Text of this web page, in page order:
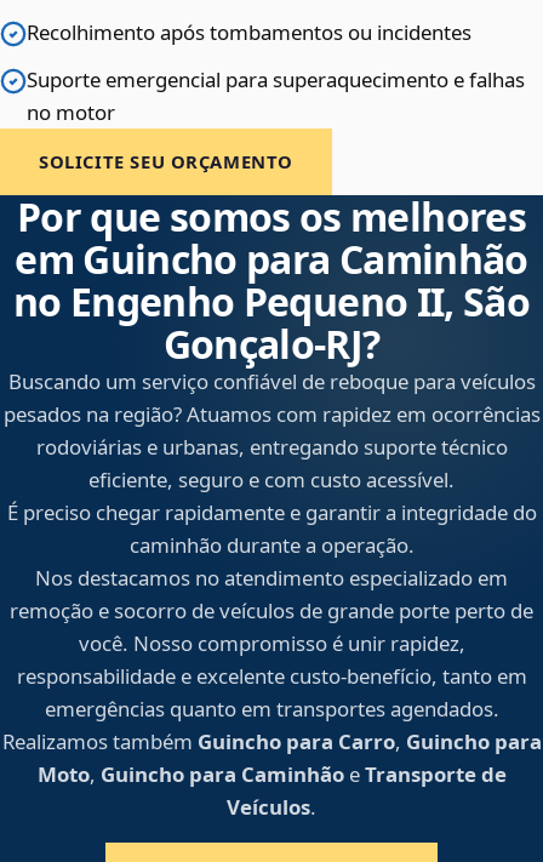
Recolhimento após tombamentos ou incidentes
Suporte emergencial para superaquecimento e falhas
no motor
SOLICITE SEU ORÇAMENTO
Por que somos os melhores
em Guincho para Caminhão
no Engenho Pequeno II, São
Gonçalo‑RJ?
Buscando um serviço confiável de reboque para veículos
pesados na região? Atuamos com rapidez em ocorrências
rodoviárias e urbanas, entregando suporte técnico
eficiente, seguro e com custo acessível.
É preciso chegar rapidamente e garantir a integridade do
caminhão durante a operação.
Nos destacamos no atendimento especializado em
remoção e socorro de veículos de grande porte perto de
você. Nosso compromisso é unir rapidez,
responsabilidade e excelente custo-benefício, tanto em
emergências quanto em transportes agendados.
Realizamos também Guincho para Carro, Guincho para
Moto, Guincho para CaminhãoeTransporte de
Veículos.